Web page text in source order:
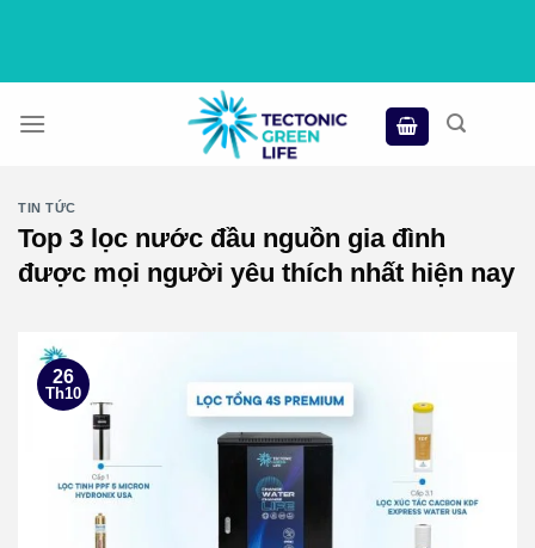
TIN TỨC
Top 3 lọc nước đầu nguồn gia đình
được mọi người yêu thích nhất hiện nay
26
Th10